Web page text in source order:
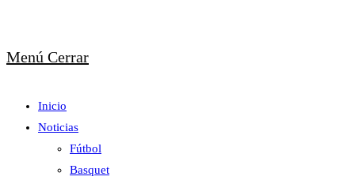
Menú Cerrar
Inicio
Noticias
Fútbol
Basquet